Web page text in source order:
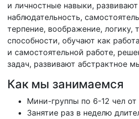
и личностные навыки,
наблюдательность,
терпение, воображение, логику,
способности, обучают как
и самостоятельной работе,
задач, развивают абстрактное
Как мы занимаемся
Мини-группы по 6-12 чел от
Занятие раз в неделю